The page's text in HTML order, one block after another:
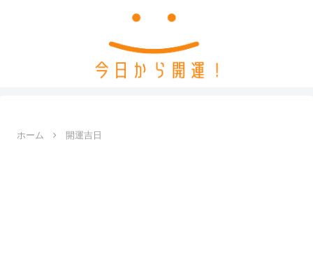
ホーム 開運吉日